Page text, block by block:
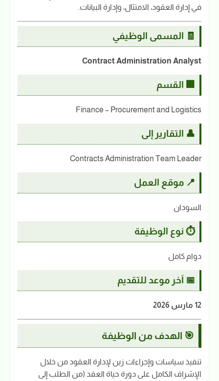
في إدارة العقود، الامتثال، وإدارة البيانات.
🧾 المسمى الوظيفي
Contract Administration Analyst
🏢 القسم
Finance – Procurement and Logistics
👤 التقارير إلى
Contracts Administration Team Leader
📍 موقع العمل
السودان
⏱️ نوع الوظيفة
دوام كامل
📅 آخر موعد للتقديم
12 مارس 2026
🎯 الهدف من الوظيفة
تنفيذ سياسات وإجراءات زين لإدارة العقود من خلال
الإشراف الكامل على دورة حياة العقد (من الطلب إلى